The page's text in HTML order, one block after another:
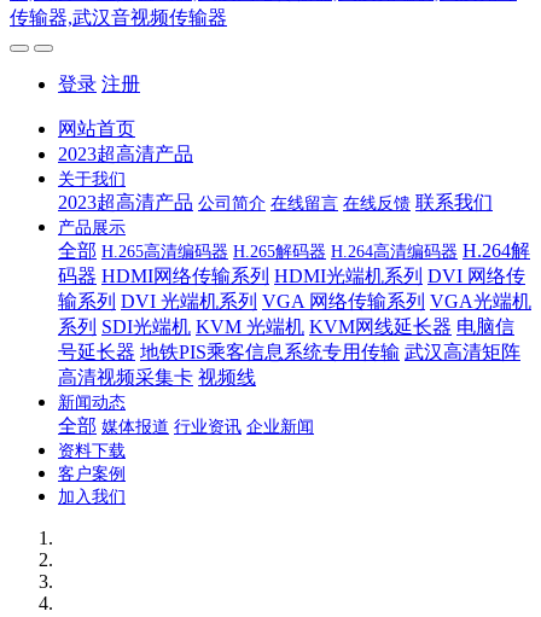
登录 注册
网站首页
2023超高清产品
关于我们
2023超高清产品 公司简介 在线留言 在线反馈 联系我们
产品展示
全部 H.265高清编码器 H.265解码器 H.264高清编码器 H.264解
码器 HDMI网络传输系列 HDMI光端机系列 DVI 网络传
输系列 DVI 光端机系列 VGA 网络传输系列 VGA光端机
系列 SDI光端机 KVM 光端机 KVM网线延长器 电脑信
号延长器 地铁PIS乘客信息系统专用传输 武汉高清矩阵
高清视频采集卡 视频线
新闻动态
全部 媒体报道 行业资讯 企业新闻
资料下载
客户案例
加入我们